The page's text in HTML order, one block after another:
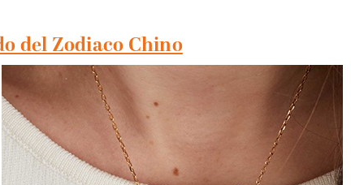
del Zodiaco Chino